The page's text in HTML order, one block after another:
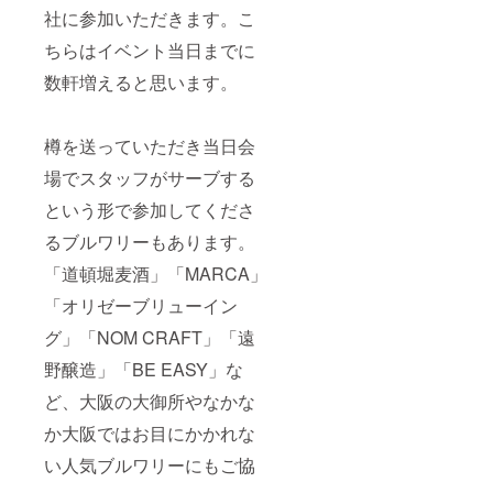
社に参加いただきます。こ
ちらはイベント当日までに
数軒増えると思います。
樽を送っていただき当日会
場でスタッフがサーブする
という形で参加してくださ
るブルワリーもあります。
「道頓堀麦酒」「MARCA」
「オリゼーブリューイン
グ」「NOM CRAFT」「遠
野醸造」「BE EASY」な
ど、大阪の大御所やなかな
か大阪ではお目にかかれな
い人気ブルワリーにもご協